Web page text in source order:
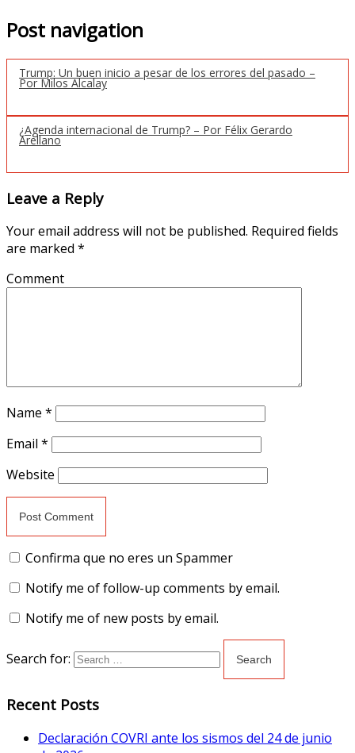
Post navigation
Trump: Un buen inicio a pesar de los errores del pasado –
Por Milos Alcalay
¿Agenda internacional de Trump? – Por Félix Gerardo
Arellano
Leave a Reply
Your email address will not be published. Required fields
are marked *
Comment
Name *
Email *
Website
Confirma que no eres un Spammer
Notify me of follow-up comments by email.
Notify me of new posts by email.
Search for:
Recent Posts
Declaración COVRI ante los sismos del 24 de junio